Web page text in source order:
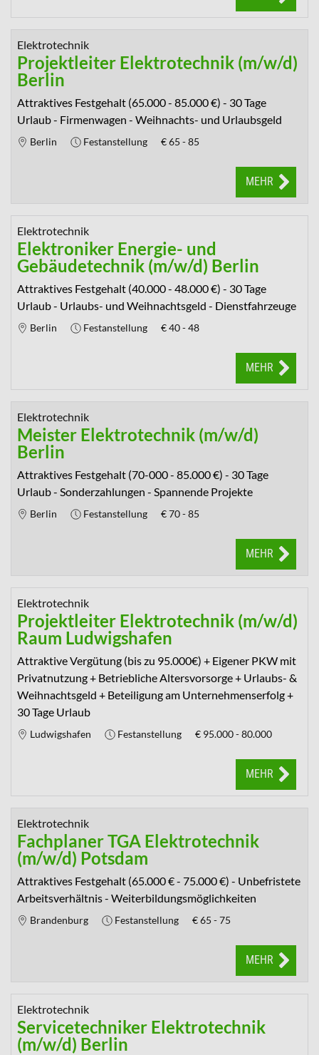
Elektrotechnik
Projektleiter Elektrotechnik (m/w/d)
Berlin
Attraktives Festgehalt (65.000 - 85.000 €) - 30 Tage
Urlaub - Firmenwagen - Weihnachts- und Urlaubsgeld
Berlin Festanstellung €65 - 85
MEHR
Elektrotechnik
Elektroniker Energie- und
Gebäudetechnik (m/w/d) Berlin
Attraktives Festgehalt (40.000 - 48.000 €) - 30 Tage
Urlaub - Urlaubs- und Weihnachtsgeld - Dienstfahrzeuge
Berlin Festanstellung €40 - 48
MEHR
Elektrotechnik
Meister Elektrotechnik (m/w/d)
Berlin
Attraktives Festgehalt (70-000 - 85.000 €) - 30 Tage
Urlaub - Sonderzahlungen - Spannende Projekte
Berlin Festanstellung €70 - 85
MEHR
Elektrotechnik
Projektleiter Elektrotechnik (m/w/d)
Raum Ludwigshafen
Attraktive Vergütung (bis zu 95.000€) + Eigener PKW mit
Privatnutzung + Betriebliche Altersvorsorge + Urlaubs- &
Weihnachtsgeld + Beteiligung am Unternehmenserfolg +
30 Tage Urlaub
Ludwigshafen Festanstellung € 95.000 - 80.000
MEHR
Elektrotechnik
Fachplaner TGA Elektrotechnik
(m/w/d) Potsdam
Attraktives Festgehalt (65.000 € - 75.000 €) - Unbefristete
Arbeitsverhältnis - Weiterbildungsmöglichkeiten
Brandenburg Festanstellung €65 - 75
MEHR
Elektrotechnik
Servicetechniker Elektrotechnik
(m/w/d) Berlin